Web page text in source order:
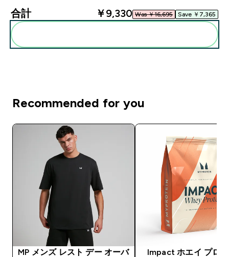
合計 ￥9,330‎ Was ￥16,695‎ Save ￥7,365‎
Recommended for you
MP メンズ レスト デー オーバ
Impact ホエイ プロ